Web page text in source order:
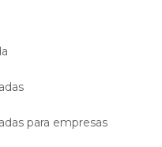
para empresas